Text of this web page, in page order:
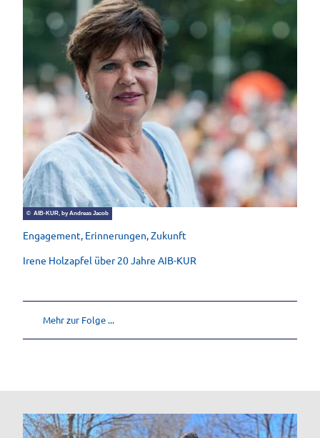
© AIB-KUR, by Andreas Jacob
Engagement, Erinnerungen, Zukunft
Irene Holzapfel über 20 Jahre AIB-KUR
Mehr zur Folge ...